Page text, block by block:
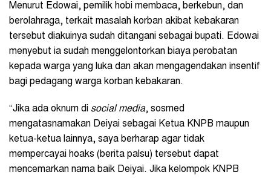
Menurut Edowai, pemilik hobi membaca, berkebun, dan
berolahraga, terkait masalah korban akibat kebakaran
tersebut diakuinya sudah ditangani sebagai bupati. Edowai
menyebut ia sudah menggelontorkan biaya perobatan
kepada warga yang luka dan akan mengagendakan insentif
bagi pedagang warga korban kebakaran.
“Jika ada oknum di social media, sosmed
mengatasnamakan Deiyai sebagai Ketua KNPB maupun
ketua-ketua lainnya, saya berharap agar tidak
mempercayai hoaks (berita palsu) tersebut dapat
mencemarkan nama baik Deiyai. Jika kelompok KNPB